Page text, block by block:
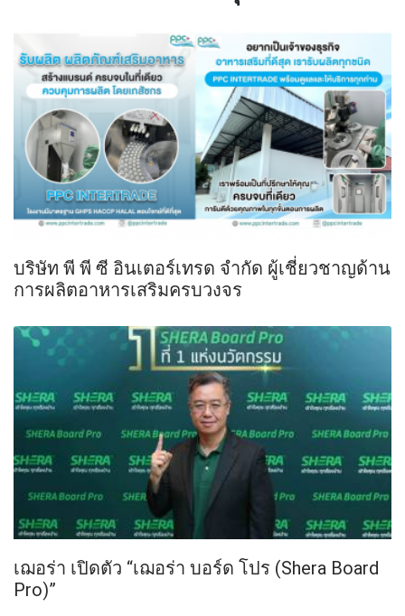
บริษัท พี พี ซี อินเตอร์เทรด จำกัด ผู้เชี่ยวชาญด้าน
การผลิตอาหารเสริมครบวงจร
เฌอร่า เปิดตัว “เฌอร่า บอร์ด โปร (Shera Board
Pro)”